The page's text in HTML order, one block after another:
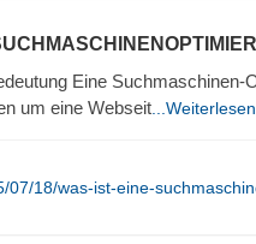
Eine Suchmaschinen-
um eine Webseit ...Weiterlesen
18/was-ist-eine-